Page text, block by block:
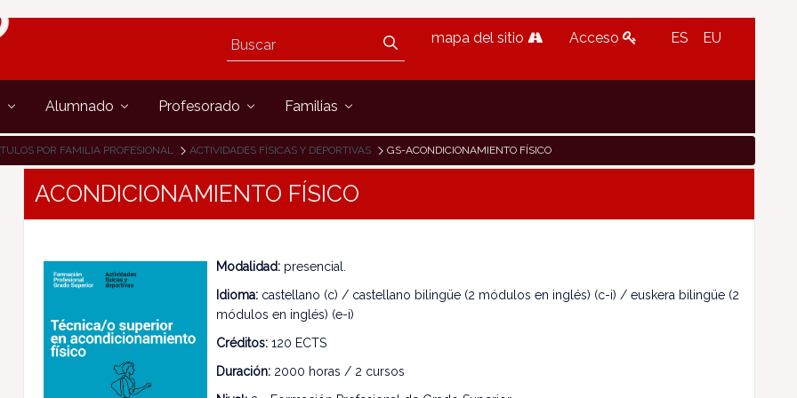
mapa del sitio Acceso ES EU
Alumnado Profesorado Familias
POR FAMILIA PROFESIONAL ACTIVIDADES FÍSICAS Y DEPORTIVAS GS-ACONDICIONAMIENTO FÍSICO
ACONDICIONAMIENTO FÍSICO
Modalidad:presencial.
Idioma:castellano (c) / castellano bilingüe (2 módulos en inglés) (c-i) / euskera bilingüe (2
módulos en inglés) (e-i)
Créditos:120 ECTS
Duración:2000 horas / 2 cursos